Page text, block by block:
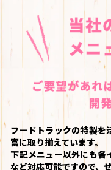
フードトラックの特製を
富に取り揃えています。
下記メニュー以外にも各
など対応可能ですので、